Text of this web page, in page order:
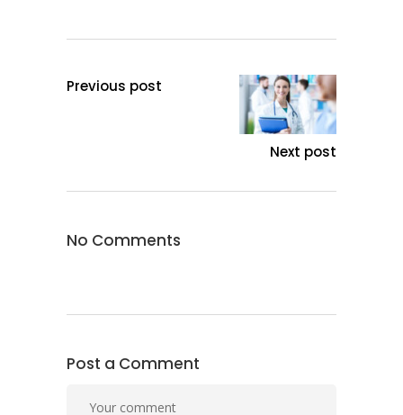
Previous post
Next post
No Comments
Post a Comment